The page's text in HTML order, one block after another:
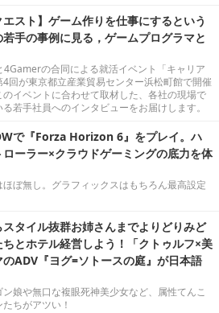
エスト】ゲーム作りを仕事にするという
手の事例に見る，ゲームプログラマと
の合同による就活イベント「キャリア
4回が東京都立産業貿易センター浜松町館で開催
のイベントに合わせて取材した、各社の現場で
若手社員へのインタビューをお届けします。
で『Forza Horizon 6』をプレイ。ハ
ーラー×クラウドゲーミングの底力を体
ぼ無し。グラフィックスはもちろん最高設定
タイル抜群お姉さんまでよりどりみど
ちとホテル経営しよう！「クトゥルフ×美
ADV『ヨグ=ソトースの庭』が日本語
娘や無口な複眼死神美少女など、属性てんこ
ちがアツい！